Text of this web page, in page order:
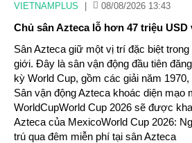
VIETNAMPLUS 08/08/2026 13:43
Chủ sân Azteca lỗ hơn 47 triệu USD
Sân Azteca giữ một vị trí đặc biệt
giới. Đây là sân vận động đầu tiên
kỳ World Cup, gồm các giải năm
Sân vận động Azteca khoác diện mạo
WorldCupWorld Cup 2026 sẽ được
Azteca của MexicoWorld Cup 2026:
trú qua đêm miễn phí tại sân Azteca